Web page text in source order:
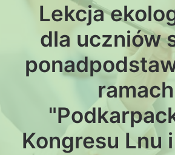
Aktualności
Wydarzenia
Oferta finansowania
Wiedza
Kontakt
Wyszukiwanie
Lekcja
dla uczniów
ramach
Kongresu Lnu